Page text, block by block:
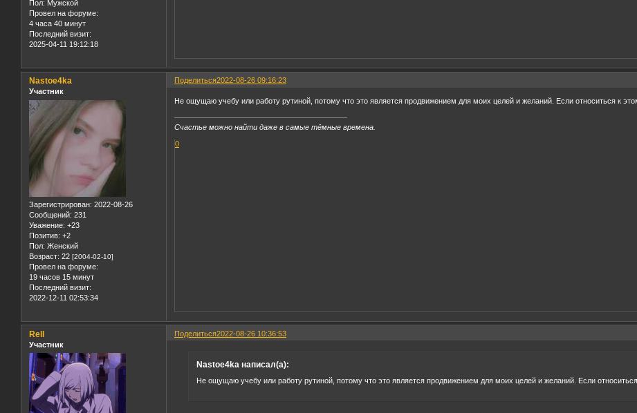
Пол: Мужской
Провел на форуме:
4 часа 40 минут
Последний визит:
2025-04-11 19:12:18
Поделиться2022-08-26 09:16:23
Nastoe4ka
Участник
Зарегистрирован: 2022-08-26
Сообщений: 231
Уважение: +23
Позитив: +2
Пол: Женский
Возраст: 22 [2004-02-10]
Провел на форуме:
19 часов 15 минут
Последний визит:
2022-12-11 02:53:34
Не ощущаю учебу или работу рутиной, потому что это является продвижением для моих целей и желаний. Если относиться к
Счастье можно найти даже в самые тёмные времена.
0
Поделиться2022-08-26 10:36:53
Rell
Участник
Nastoe4ka написал(а):
Не ощущаю учебу или работу рутиной, потому что это является продвижением для моих целей и желаний. Если